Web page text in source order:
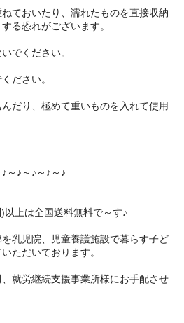
ておいたり、濡れたものを直接収納
る恐れがございます。
でください。
ださい。
だり、極めて重いものを入れて使用
～♪～♪～♪～♪
上は全国送料無料で～す♪
乳児院、児童養護施設で暮らす子ど
ただいております。
就労継続支援事業所様にお手配させ